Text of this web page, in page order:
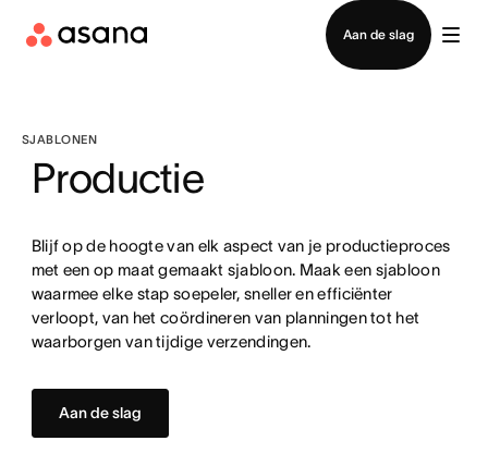
Aan de slag
Contact opnemen met verkoop
SJABLONEN
Productie
Blijf op de hoogte van elk aspect van je productieproces
met een op maat gemaakt sjabloon. Maak een sjabloon
waarmee elke stap soepeler, sneller en efficiënter
verloopt, van het coördineren van planningen tot het
waarborgen van tijdige verzendingen.
Aan de slag